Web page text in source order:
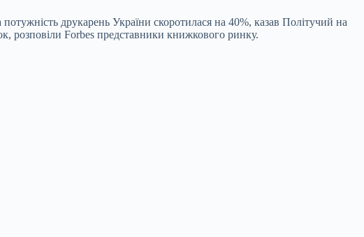
друкарень України скоротилася на 40%, казав Політучий на
розповіли Forbes представники книжкового ринку.